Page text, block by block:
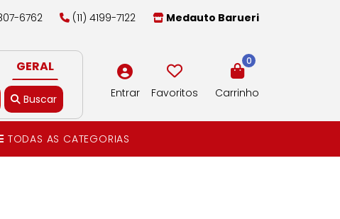
6762 (11) 4199-7122 Medauto Barueri
GERAL
Buscar Entrar Favoritos
0
Carrinho
TODAS AS CATEGORIAS